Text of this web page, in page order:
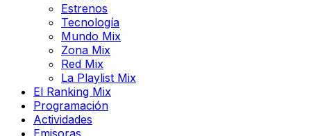
Estrenos
Tecnología
Mundo Mix
Zona Mix
Red Mix
La Playlist Mix
El Ranking Mix
Programación
Actividades
Emisoras